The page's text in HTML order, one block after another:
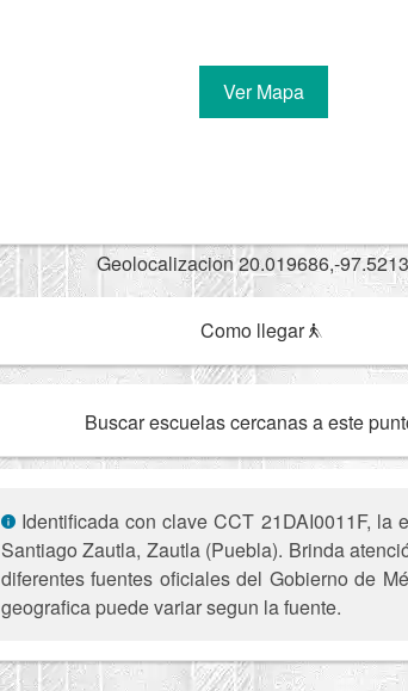
Ver Mapa
Geolocalizacion 20.019686,-
Como llegar
Buscar escuelas cercanas a este
Identificada con clave CCT 21DAI0011F,
Santiago Zautla, Zautla (Puebla). Brinda
diferentes fuentes oficiales del Gobierno de
geografica puede variar segun la fuente.